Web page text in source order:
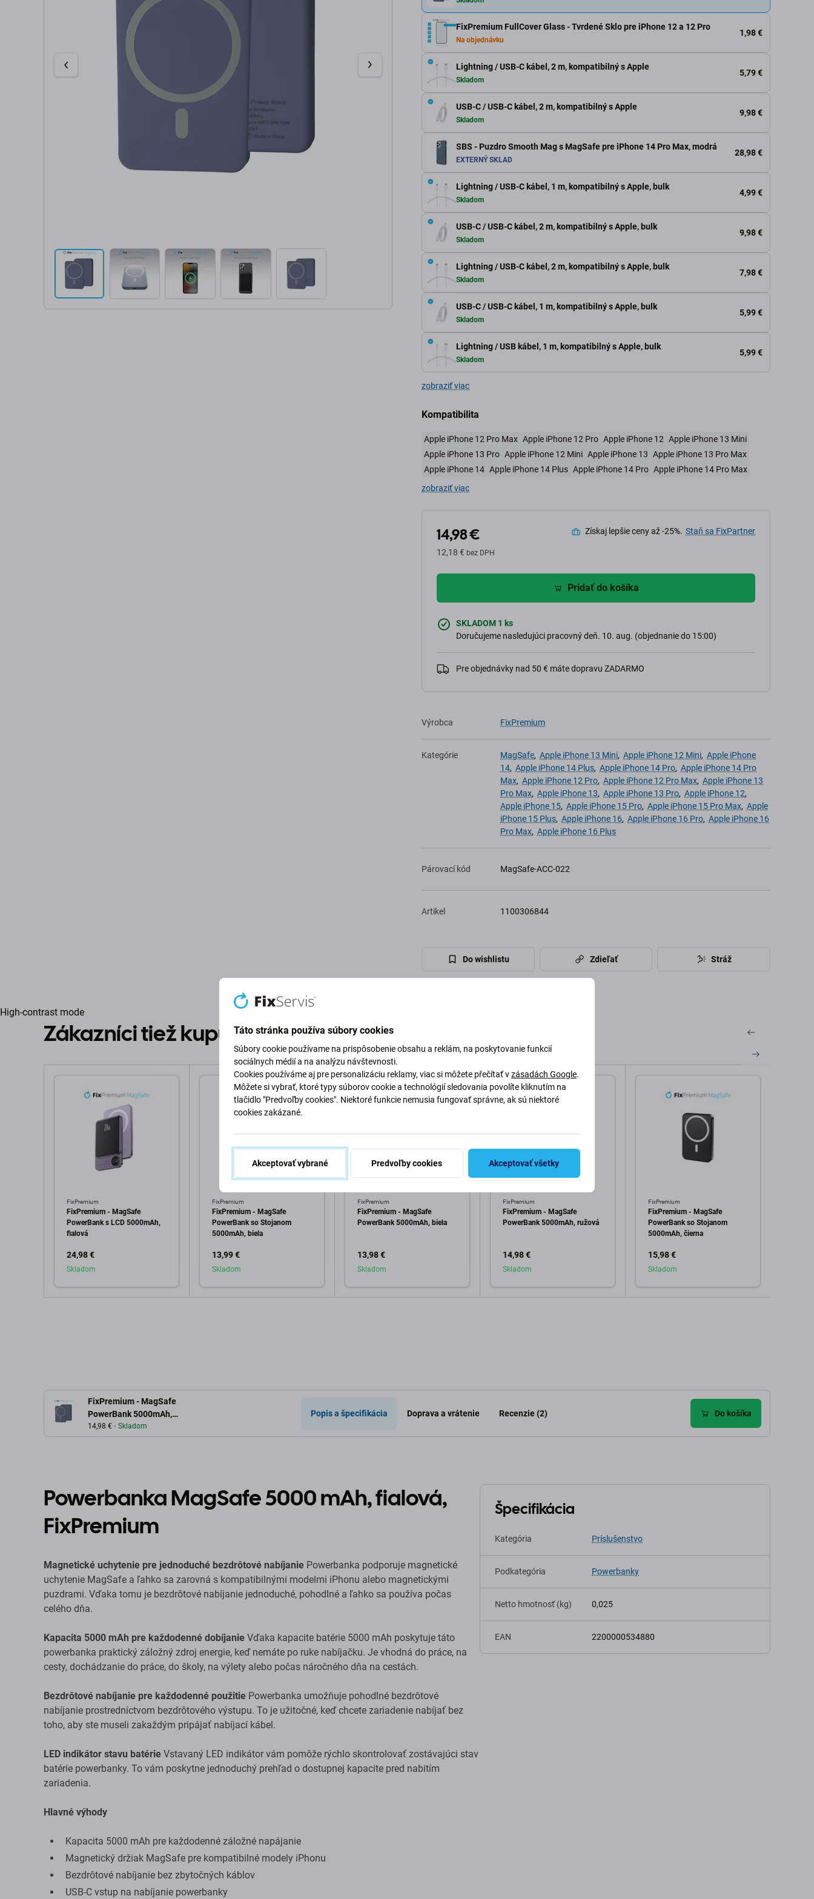
FixPremium FullCover Glass - Tvrdené Sklo pre iPhone 12 a 12 Pro
Na objednávku
1,98 €
Lightning / USB-C kábel, 2 m, kompatibilný s Apple
Skladom
5,79 €
USB-C / USB-C kábel, 2 m, kompatibilný s Apple
Skladom
9,98 €
SBS - Puzdro Smooth Mag s MagSafe pre iPhone 14 Pro Max, modrá
EXTERNÝ SKLAD
28,98 €
Lightning / USB-C kábel, 1 m, kompatibilný s Apple, bulk
Skladom
4,99 €
USB-C / USB-C kábel, 2 m, kompatibilný s Apple, bulk
Skladom
9,98 €
Lightning / USB-C kábel, 2 m, kompatibilný s Apple, bulk
Skladom
7,98 €
USB-C / USB-C kábel, 1 m, kompatibilný s Apple, bulk
Skladom
5,99 €
Lightning / USB kábel, 1 m, kompatibilný s Apple, bulk
Skladom
5,99 €
zobraziť viac
Kompatibilita
Apple iPhone 12 Pro Max Apple iPhone 12 Pro Apple iPhone 12 Apple iPhone 13 Mini
Apple iPhone 13 Pro Apple iPhone 12 Mini Apple iPhone 13 Apple iPhone 13 Pro Max
Apple iPhone 14 Apple iPhone 14 Plus Apple iPhone 14 Pro Apple iPhone 14 Pro Max
zobraziť viac
14,98 €
12,18 € bez DPH
Získaj lepšie ceny až -25%. Staň sa FixPartner
Pridať do košíka
SKLADOM 1 ks
Doručujeme nasledujúci pracovný deň. 10. aug. (objednanie do 15:00)
Pre objednávky nad 50 € máte dopravu ZADARMO
Výrobca FixPremium
Kategórie MagSafe, Apple iPhone 13 Mini, Apple iPhone 12 Mini, Apple iPhone
14, Apple iPhone 14 Plus, Apple iPhone 14 Pro, Apple iPhone 14 Pro
Max, Apple iPhone 12 Pro, Apple iPhone 12 Pro Max, Apple iPhone 13
Pro Max, Apple iPhone 13, Apple iPhone 13 Pro, Apple iPhone 12,
Apple iPhone 15, Apple iPhone 15 Pro, Apple iPhone 15 Pro Max, Apple
iPhone 15 Plus, Apple iPhone 16, Apple iPhone 16 Pro, Apple iPhone 16
Pro Max, Apple iPhone 16 Plus
Párovací kód MagSafe-ACC-022
Artikel 1100306844
Do wishlistu Zdieľať Stráž
High-contrast mode
Zákazníci tiež kupujú
FixPremium
FixPremium - MagSafe
PowerBank s LCD 5000mAh,
fialová
24,98 €
Skladom
FixPremium
FixPremium - MagSafe
PowerBank so Stojanom
5000mAh, biela
13,99 €
Skladom
FixPremium
FixPremium - MagSafe
PowerBank 5000mAh, biela
13,98 €
Skladom
FixPremium
FixPremium - MagSafe
PowerBank 5000mAh, ružová
14,98 €
Skladom
FixPremium
FixPremium - MagSafe
PowerBank so Stojanom
5000mAh, čierna
15,98 €
Skladom
FixPremium - MagSafe
PowerBank 5000mAh,
fialová
14,98 € Skladom
Popis a špecifikácia Doprava a vrátenie Recenzie (2) Do košíka
Powerbanka MagSafe 5000 mAh, fialová,
FixPremium
Magnetické uchytenie pre jednoduché bezdrôtové nabíjanie Powerbanka podporuje magnetické
uchytenie MagSafe a ľahko sa zarovná s kompatibilnými modelmi iPhonu alebo magnetickými
puzdrami. Vďaka tomu je bezdrôtové nabíjanie jednoduché, pohodlné a ľahko sa používa počas
celého dňa.
Kapacita 5000 mAh pre každodenné dobíjanie Vďaka kapacite batérie 5000 mAh poskytuje táto
powerbanka praktický záložný zdroj energie, keď nemáte po ruke nabíjačku. Je vhodná do práce, na
cesty, dochádzanie do práce, do školy, na výlety alebo počas náročného dňa na cestách.
Bezdrôtové nabíjanie pre každodenné použitie Powerbanka umožňuje pohodlné bezdrôtové
nabíjanie prostredníctvom bezdrôtového výstupu. To je užitočné, keď chcete zariadenie nabíjať bez
toho, aby ste museli zakaždým pripájať nabíjací kábel.
LED indikátor stavu batérie Vstavaný LED indikátor vám pomôže rýchlo skontrolovať zostávajúci stav
batérie powerbanky. To vám poskytne jednoduchý prehľad o dostupnej kapacite pred nabitím
zariadenia.
Hlavné výhody
Kapacita 5000 mAh pre každodenné záložné napájanie
Magnetický držiak MagSafe pre kompatibilné modely iPhonu
Bezdrôtové nabíjanie bez zbytočných káblov
USB-C vstup na nabíjanie powerbanky
Špecifikácia
Kategória Príslušenstvo
Podkategória Powerbanky
Netto hmotnosť (kg) 0,025
EAN 2200000534880
Táto stránka používa súbory cookies
Súbory cookie používame na prispôsobenie obsahu a reklám, na poskytovanie funkcií
sociálnych médií a na analýzu návštevnosti.
Cookies používáme aj pre personalizáciu reklamy, viac si môžete přečítať vzásadách Google.
Môžete si vybrať, ktoré typy súborov cookie a technológií sledovania povolíte kliknutím na
tlačidlo "Predvoľby cookies". Niektoré funkcie nemusia fungovať správne, ak sú niektoré
cookies zakázané.
Akceptovať vybrané Predvoľby cookies Akceptovať všetky